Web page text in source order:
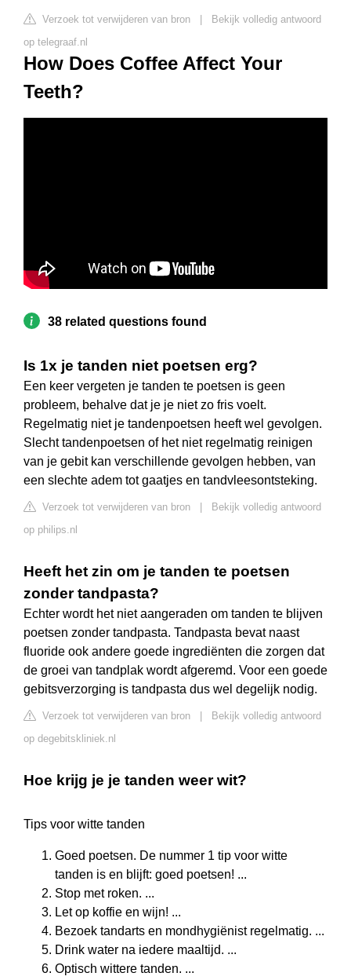
Verzoek tot verwijderen van bron
Bekijk volledig antwoord
op telegraaf.nl
How Does Coffee Affect Your
Teeth?
38 related questions found
Is 1x je tanden niet poetsen erg?
Een keer vergeten je tanden te poetsen is geen
probleem, behalve dat je je niet zo fris voelt.
Regelmatig niet je tandenpoetsen heeft wel gevolgen.
Slecht tandenpoetsen of het niet regelmatig reinigen
van je gebit kan verschillende gevolgen hebben, van
een slechte adem tot gaatjes en tandvleesontsteking.
Verzoek tot verwijderen van bron
Bekijk volledig antwoord
op philips.nl
Heeft het zin om je tanden te poetsen
zonder tandpasta?
Echter wordt het niet aangeraden om tanden te blijven
poetsen zonder tandpasta. Tandpasta bevat naast
fluoride ook andere goede ingrediënten die zorgen dat
de groei van tandplak wordt afgeremd. Voor een goede
gebitsverzorging is tandpasta dus wel degelijk nodig.
Verzoek tot verwijderen van bron
Bekijk volledig antwoord
op degebitskliniek.nl
Hoe krijg je je tanden weer wit?
Tips voor witte tanden
Goed poetsen. De nummer 1 tip voor witte
tanden is en blijft: goed poetsen! ...
Stop met roken. ...
Let op koffie en wijn! ...
Bezoek tandarts en mondhygiënist regelmatig. ...
Drink water na iedere maaltijd. ...
Optisch wittere tanden. ...